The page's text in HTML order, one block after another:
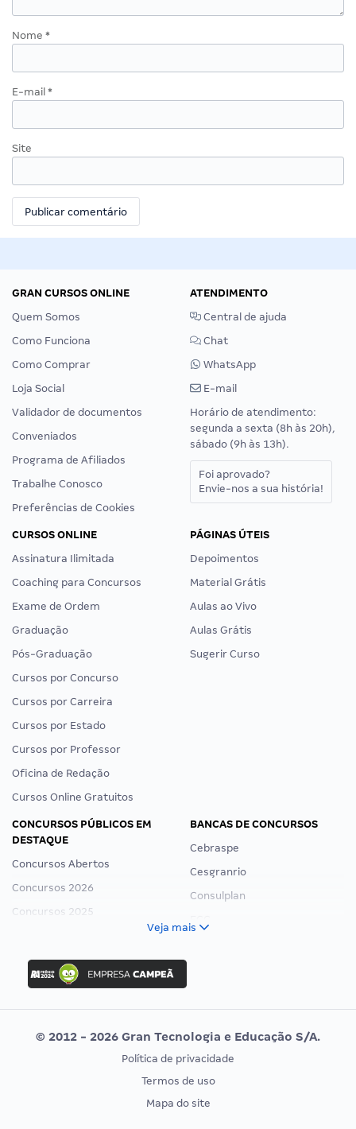
Nome *
E-mail *
Site
GRAN CURSOS ONLINE
Quem Somos
Como Funciona
Como Comprar
Loja Social
Validador de documentos
Conveniados
Programa de Afiliados
Trabalhe Conosco
Preferências de Cookies
ATENDIMENTO
Central de ajuda
Chat
WhatsApp
E-mail
Horário de atendimento:
segunda a sexta (8h às 20h),
sábado (9h às 13h).
Foi aprovado?
Envie-nos a sua história!
CURSOS ONLINE
Assinatura Ilimitada
Coaching para Concursos
Exame de Ordem
Graduação
Pós-Graduação
Cursos por Concurso
Cursos por Carreira
Cursos por Estado
Cursos por Professor
Oficina de Redação
Cursos Online Gratuitos
PÁGINAS ÚTEIS
Depoimentos
Material Grátis
Aulas ao Vivo
Aulas Grátis
Sugerir Curso
CONCURSOS PÚBLICOS EM
DESTAQUE
Concursos Abertos
Concursos 2026
Concursos 2025
Concurso Ibama
Concurso MPU
Editais publicados
BANCAS DE CONCURSOS
Cebraspe
Cesgranrio
Consulplan
Vunesp
CONCURSOS POR PROFISSÃO
EXAME DE ORDEM
Veja mais
© 2012 - 2026 Gran Tecnologia e Educação S/A.
Política de privacidade
Termos de uso
Mapa do site